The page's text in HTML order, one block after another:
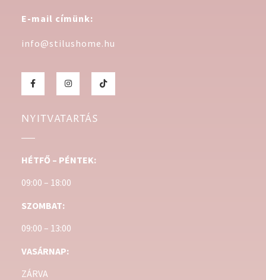
E-mail címünk:
info@stilushome.hu
NYITVATARTÁS
HÉTFŐ – PÉNTEK:
09:00 – 18:00
SZOMBAT:
09:00 – 13:00
VASÁRNAP:
ZÁRVA